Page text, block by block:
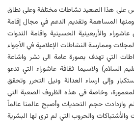
علی هذا الصعید نشاطات مختلفة وعلی نطاق
المساهمة وتقدیم الدعم في مجال إقامة
والأربعینیة الحسینیة واقامة الندوات
وممارسة النشاطات الإعلامیة في الأجواء
التي تهدف بصورة عامة الی نشر واشاعة
السلام) ولاسیما ثقافة عاشوراء التي تدعو
وإلی ارساء العدالة ونیل التحرر وتحقق
وخاصة في هذه الظروف الصعبة التي
وازدادت حجم التحدیات وأصبح عالمنا عالماً
والأشتباكات والحروب التي لم تری لها البشریة